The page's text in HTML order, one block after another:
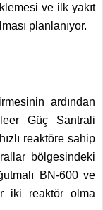
ve ilk yakıt
planlanıyor.
ardından
Güç Santrali
reaktöre sahip
bölgesindeki
BN-600 ve
iki reaktör olma